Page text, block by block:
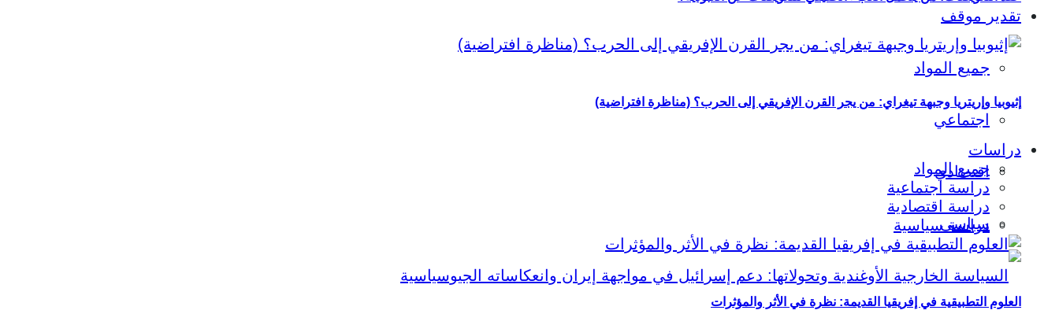
تقدير موقف
جميع المواد
اجتماعي
اقتصادي
سياسي
إثيوبيا وإريتريا وجبهة تيغراي: من يجر القرن الإفريقي إلى الحرب؟ (مناظرة افتراضية)
دراسات
جميع المواد
دراسة اجتماعية
دراسة اقتصادية
دراسة سياسية
العلوم التطبيقية في إفريقيا القديمة: نظرة في الأثر والمؤثرات